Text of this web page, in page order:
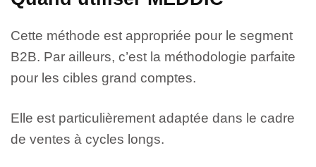
Cette méthode est appropriée pour le segment
B2B. Par ailleurs, c’est la méthodologie parfaite
pour les cibles grand comptes.
Elle est particulièrement adaptée dans le cadre
de ventes à cycles longs.